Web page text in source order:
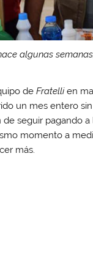
algunas
deFratellien
un mes entero
seguir pagando
momento a
más.